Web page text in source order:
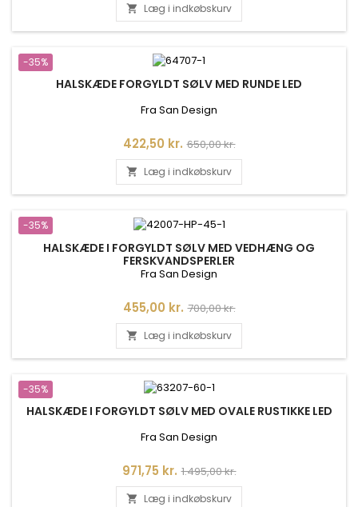
 Læg i indkøbskurv
-35%
HALSKÆDE FORGYLDT SØLV MED RUNDE LED
Fra San Design
Pris
422,50 kr. Normalpris
650,00 kr.
 Læg i indkøbskurv
-35%
HALSKÆDE I FORGYLDT SØLV MED VEDHÆNG OG
FERSKVANDSPERLER
Fra San Design
Pris
455,00 kr. Normalpris
700,00 kr.
 Læg i indkøbskurv
-35%
HALSKÆDE I FORGYLDT SØLV MED OVALE RUSTIKKE LED
Fra San Design
Pris
971,75 kr. Normalpris
1.495,00 kr.
 Læg i indkøbskurv